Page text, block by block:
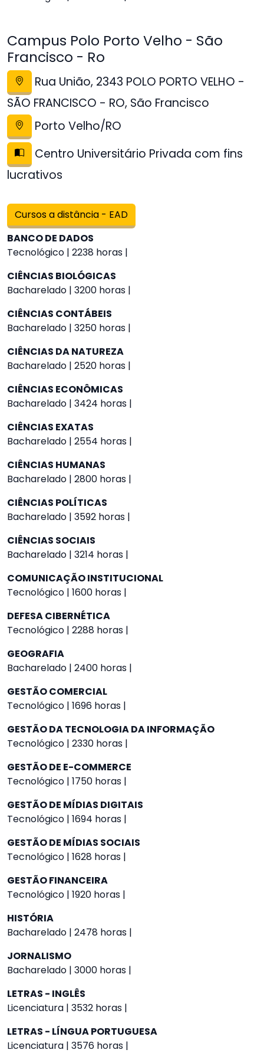
Campus Polo Porto Velho - São
Francisco - Ro
Rua União, 2343 POLO PORTO VELHO -
SÃO FRANCISCO - RO, São Francisco
Porto Velho/RO
Centro Universitário Privada com fins
lucrativos
Cursos a distância - EAD
BANCO DE DADOS
Tecnológico | 2238 horas |
CIÊNCIAS BIOLÓGICAS
Bacharelado | 3200 horas |
CIÊNCIAS CONTÁBEIS
Bacharelado | 3250 horas |
CIÊNCIAS DA NATUREZA
Bacharelado | 2520 horas |
CIÊNCIAS ECONÔMICAS
Bacharelado | 3424 horas |
CIÊNCIAS EXATAS
Bacharelado | 2554 horas |
CIÊNCIAS HUMANAS
Bacharelado | 2800 horas |
CIÊNCIAS POLÍTICAS
Bacharelado | 3592 horas |
CIÊNCIAS SOCIAIS
Bacharelado | 3214 horas |
COMUNICAÇÃO INSTITUCIONAL
Tecnológico | 1600 horas |
DEFESA CIBERNÉTICA
Tecnológico | 2288 horas |
GEOGRAFIA
Bacharelado | 2400 horas |
GESTÃO COMERCIAL
Tecnológico | 1696 horas |
GESTÃO DA TECNOLOGIA DA INFORMAÇÃO
Tecnológico | 2330 horas |
GESTÃO DE E-COMMERCE
Tecnológico | 1750 horas |
GESTÃO DE MÍDIAS DIGITAIS
Tecnológico | 1694 horas |
GESTÃO DE MÍDIAS SOCIAIS
Tecnológico | 1628 horas |
GESTÃO FINANCEIRA
Tecnológico | 1920 horas |
HISTÓRIA
Bacharelado | 2478 horas |
JORNALISMO
Bacharelado | 3000 horas |
LETRAS - INGLÊS
Licenciatura | 3532 horas |
LETRAS - LÍNGUA PORTUGUESA
Licenciatura | 3576 horas |